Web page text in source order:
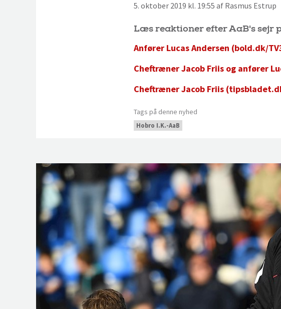
5. oktober 2019 kl. 19:55 af Rasmus Estrup
Læs reaktioner efter AaB's sejr
Anfører Lucas Andersen (bold.dk/
Cheftræner Jacob Friis og anfører
Cheftræner Jacob Friis
Tags på denne nyhed
Hobro I.K.-AaB